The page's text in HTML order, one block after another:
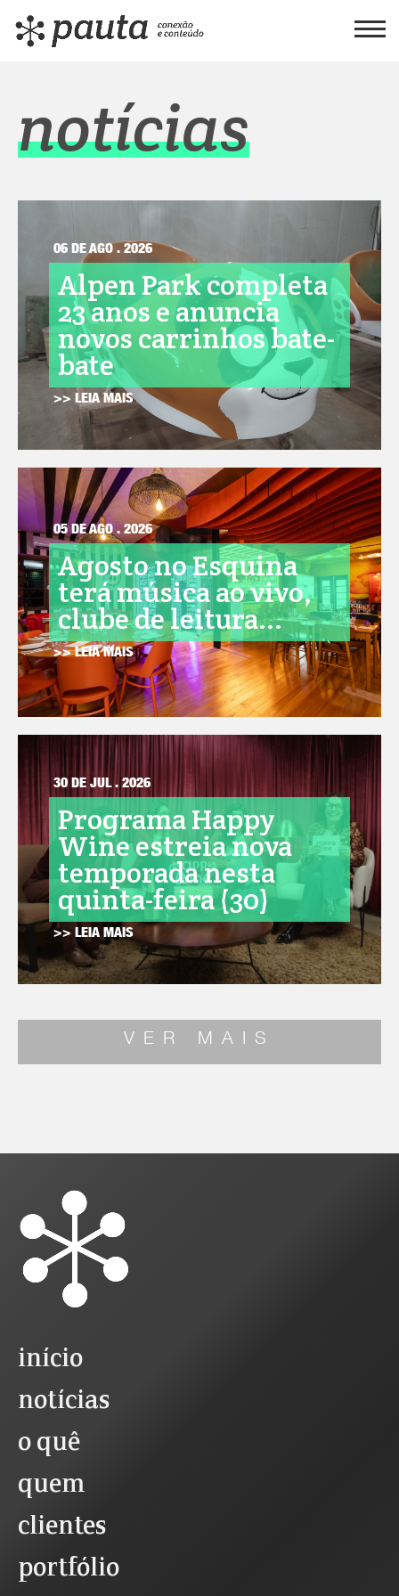
notícias
06 DE AGO . 2026
Alpen Park completa
23 anos e anuncia
novos carrinhos bate-
bate
>> LEIA MAIS
05 DE AGO . 2026
Agosto no Esquina
terá música ao vivo,
clube de leitura...
>> LEIA MAIS
30 DE JUL . 2026
Programa Happy
Wine estreia nova
temporada nesta
quinta-feira (30)
>> LEIA MAIS
VER MAIS
início
notícias
o quê
quem
clientes
portfólio